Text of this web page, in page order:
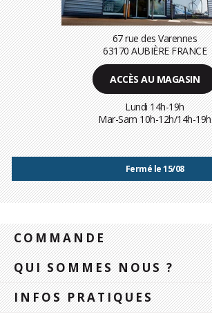
67 rue des Varennes
63170 AUBIÈRE FRANCE
ACCÈS AU MAGASIN
Lundi 14h-19h
Mar-Sam 10h-12h/14h-19h
Fermé le 15/08
COMMANDE
QUI SOMMES NOUS ?
INFOS PRATIQUES